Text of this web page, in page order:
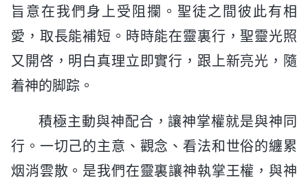
旨意在我們身上受阻攔。聖徒之間彼此有相
愛，取長能補短。時時能在靈裏行，聖靈光照
又開啓，明白真理立即實行，跟上新亮光，隨
着神的脚踪。
積極主動與神配合，讓神掌權就是與神同
行。一切己的主意、觀念、看法和世俗的纏累
烟消雲散。是我們在靈裏讓神執掌王權，與神